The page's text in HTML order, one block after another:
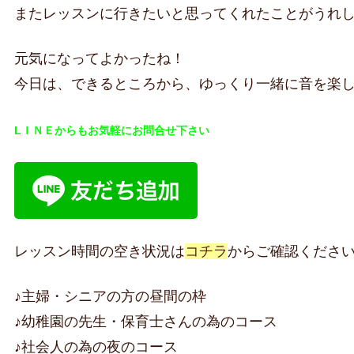
またレッスンに行きたいと思ってくれたことがうれ
元気になってよかったね！
今日は、できるところから、ゆっくり一緒に音を楽
LＩＮＥからもお気軽にお問合せ下さい
レッスン時間の空き状況はコチラからご確認ください
♪主婦・シニアの方の昼間の枠
♪幼稚園の先生・保育士さんの為のコース
♪社会人の為の夜のコース